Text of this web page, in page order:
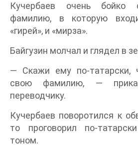
Кучербаев очень бойко
фамилию, в которую
«гирей», и «мирза».
Байгузин молчал и глядел в
— Скажи ему по-татарски,
свою фамилию, —
переводчику.
Кучербаев поворотился к
то проговорил по-
тоном.